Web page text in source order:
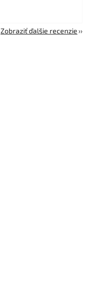
Zobraziť ďalšie recenzie